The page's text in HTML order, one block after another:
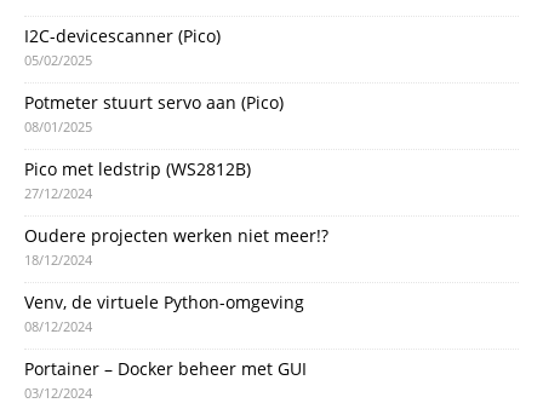
I2C-devicescanner (Pico)
05/02/2025
Potmeter stuurt servo aan (Pico)
08/01/2025
Pico met ledstrip (WS2812B)
27/12/2024
Oudere projecten werken niet meer!?
18/12/2024
Venv, de virtuele Python-omgeving
08/12/2024
Portainer – Docker beheer met GUI
03/12/2024